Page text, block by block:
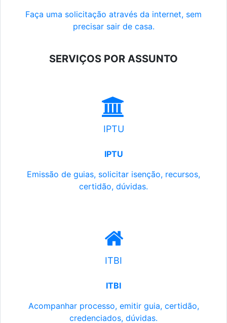
Faça uma solicitação através da internet, sem
precisar sair de casa.
SERVIÇOS POR ASSUNTO
IPTU
IPTU
Emissão de guias, solicitar isenção, recursos,
certidão, dúvidas.
ITBI
ITBI
Acompanhar processo, emitir guia, certidão,
credenciados, dúvidas.